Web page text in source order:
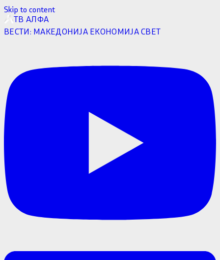
Skip to content
ТВ АЛФА
ВЕСТИ: МАКЕДОНИЈА ЕКОНОМИЈАСВЕТ